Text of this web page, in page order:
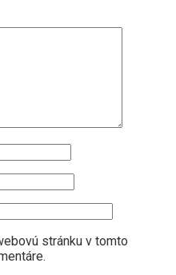
stránku v tomto